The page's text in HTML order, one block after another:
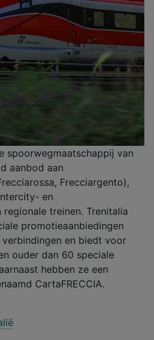
spoorwegmaatschappij van
aanbod aan
Frecciargento),
en
treinen. Trenitalia
promotieaanbiedingen
en biedt voor
ouder dan 60 speciale
hebben ze een
CartaFRECCIA.